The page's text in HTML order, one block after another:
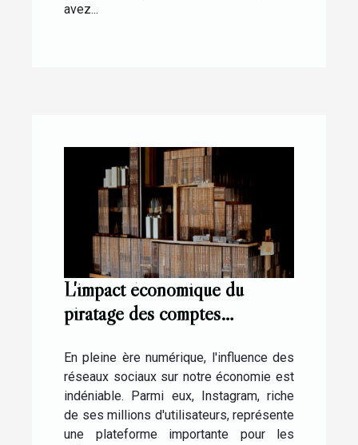
avez...
L'impact économique du
piratage des comptes
influenceurs
En pleine ère numérique, l'influence des
réseaux sociaux sur notre économie est
indéniable. Parmi eux, Instagram, riche
de ses millions d'utilisateurs, représente
une plateforme importante pour les